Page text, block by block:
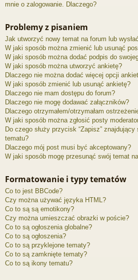
mnie o zalogowanie. Dlaczego?
Problemy z pisaniem
Jak utworzyć nowy temat na forum lub
W jaki sposób można zmienić lub usunąć
W jaki sposób można dodać podpis do
W jaki sposób można utworzyć ankietę?
Dlaczego nie można dodać więcej opcji
W jaki sposób zmienić lub usunąć ankietę?
Dlaczego nie mam dostępu do forum?
Dlaczego nie mogę dodawać załączników?
Dlaczego otrzymałem/otrzymałam
W jaki sposób można zgłosić posty
Do czego służy przycisk “Zapisz”
tematu?
Dlaczego mój post musi być akceptowany?
W jaki sposób mogę przesunąć swój temat
Formatowanie i typy tematów
Co to jest BBCode?
Czy można używać języka HTML?
Co to są są emotikony?
Czy można umieszczać obrazki w poście?
Co to są ogłoszenia globalne?
Co to są ogłoszenia?
Co to są przyklejone tematy?
Co to są zamknięte tematy?
Co to są ikony tematu?